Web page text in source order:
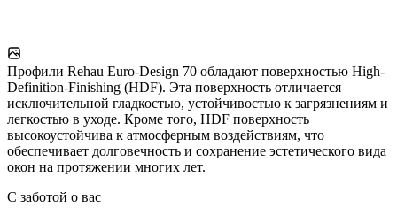
Профили Rehau Euro-Design 70 обладают поверхностью High-
Definition-Finishing (HDF). Эта поверхность отличается
исключительной гладкостью, устойчивостью к загрязнениям и
легкостью в уходе. Кроме того, HDF поверхность
высокоустойчива к атмосферным воздействиям, что
обеспечивает долговечность и сохранение эстетического вида
окон на протяжении многих лет.
С заботой о вас